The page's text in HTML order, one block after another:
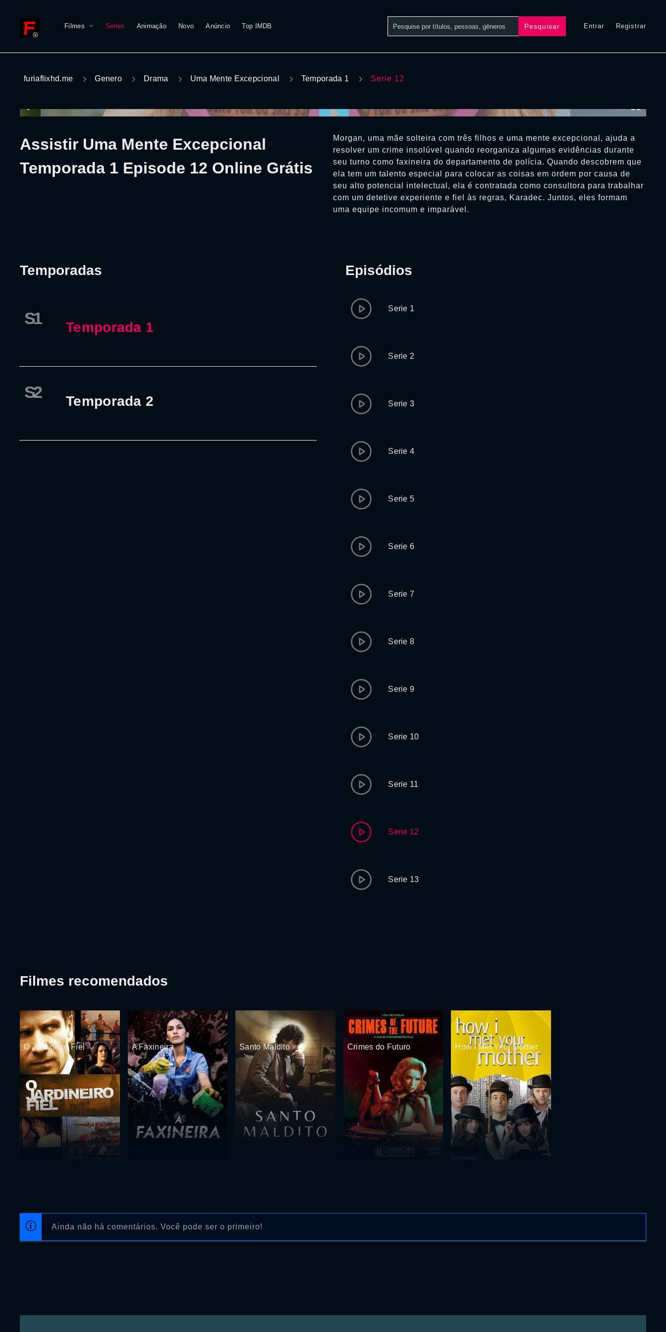
Filmes Séries Animação Novo Anúncio Top IMDB Pesquisar Entrar Registrar
furiaflixhd.me Genero Drama Uma Mente Excepcional Temporada 1 Serie 12
Assistir Uma Mente Excepcional
Temporada 1 Episode 12 Online Grátis
Morgan, uma mãe solteira com três filhos e uma mente excepcional, ajuda a
resolver um crime insolúvel quando reorganiza algumas evidências durante
seu turno como faxineira do departamento de polícia. Quando descobrem que
ela tem um talento especial para colocar as coisas em ordem por causa de
seu alto potencial intelectual, ela é contratada como consultora para trabalhar
com um detetive experiente e fiel às regras, Karadec. Juntos, eles formam
uma equipe incomum e imparável.
Temporadas
S1 Temporada 1
S2 Temporada 2
Episódios
Serie 1
Serie 2
Serie 3
Serie 4
Serie 5
Serie 6
Serie 7
Serie 8
Serie 9
Serie 10
Serie 11
Serie 12
Serie 13
Ainda não há comentários. Você pode ser o primeiro!
Filmes recomendados
O Jardineiro Fiel A Faxineira Santo Maldito Crimes do Futuro How I Met Your Mother